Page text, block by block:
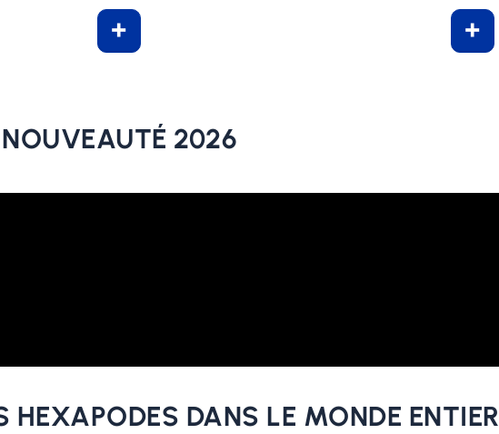
+ +
NOUVEAUTÉ 2026
HEXAPODES DANS LE MONDE ENTIER